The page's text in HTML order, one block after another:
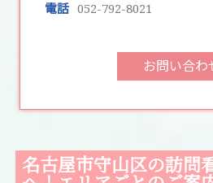
電話 052-792-8021
お問い合わ
名古屋市守山区の訪問